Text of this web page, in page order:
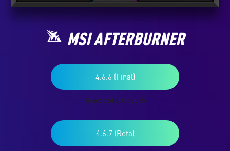
MSI AFTERBURNER
4.6.6 (Final)
Released : Oct 2025
4.6.7 (Beta)